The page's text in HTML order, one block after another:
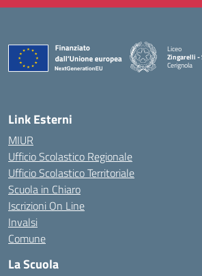
Liceo
Zingarelli -
Cerignola
— Visita la
Link Esterni
MIUR
Ufficio Scolastico Regionale
Ufficio Scolastico Territoriale
Scuola in Chiaro
Iscrizioni On Line
Invalsi
Comune
La Scuola